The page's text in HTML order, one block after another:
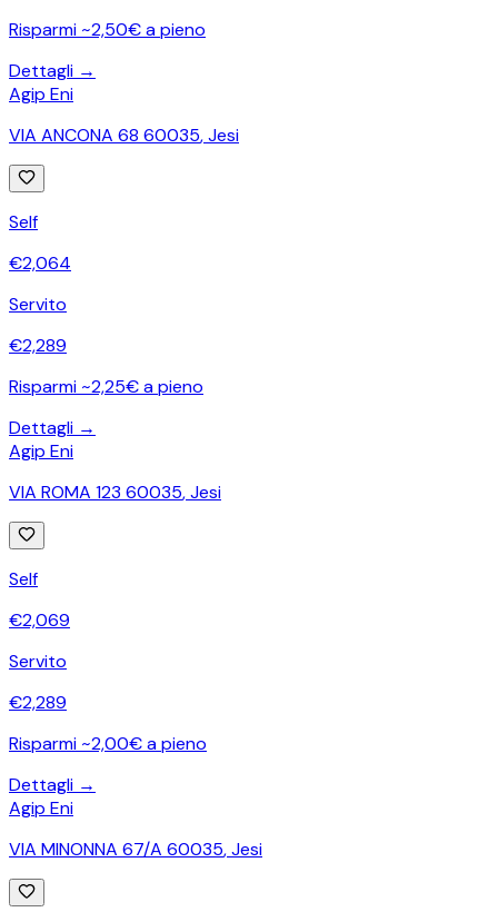
Risparmi ~2,50€ a pieno
Dettagli →
Agip Eni
VIA ANCONA 68 60035,Jesi
Self
€2,064
Servito
€2,289
Risparmi ~2,25€ a pieno
Dettagli →
Agip Eni
VIA ROMA 123 60035,Jesi
Self
€2,069
Servito
€2,289
Risparmi ~2,00€ a pieno
Dettagli →
Agip Eni
VIA MINONNA 67/A 60035,Jesi